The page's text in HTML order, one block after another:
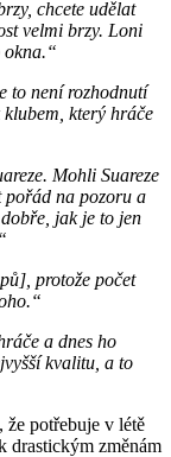
chcete udělat
velmi brzy. Loni
okna.“
to není rozhodnutí
klubem, který hráče
Mohli Suareze
pořád na pozoru a
jak je to jen
protože počet
a dnes ho
kvalitu, a to
potřebuje v létě
drastickým změnám